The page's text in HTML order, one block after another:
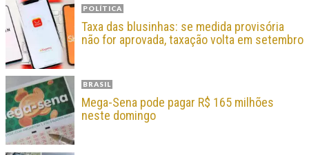
POLÍTICA
Taxa das blusinhas: se medida provisória
não for aprovada, taxação volta em setembro
BRASIL
Mega-Sena pode pagar R$ 165 milhões
neste domingo